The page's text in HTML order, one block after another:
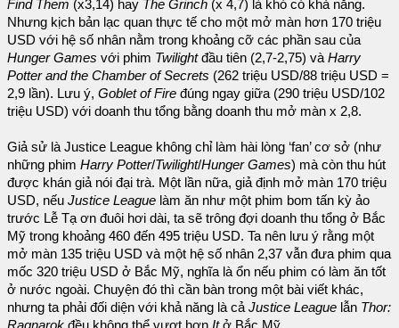
Find Them (x3,14) hay The Grinch (x 4,7) là khó có khả năng.
Nhưng kịch bản lạc quan thực tế cho một mở màn hơn 170 triệu
USD với hệ số nhân nằm trong khoảng cỡ các phần sau của
Hunger Games với phim Twilightđầu tiên (2,7-2,75) và Harry
Potter and the Chamber of Secrets (262 triệu USD/88 triệu USD =
2,9 lần). Lưu ý, Goblet of Fire đúng ngay giữa (290 triệu USD/102
triệu USD) với doanh thu tổng bằng doanh thu mở màn x 2,8.
Giả sử là Justice League không chỉ làm hài lòng ‘fan’ cơ sở (như
những phim Harry Potter/Twilight/Hunger Games) mà còn thu hút
được khán giả nói đại trà. Một lần nữa, giả định mở màn 170 triệu
USD, nếu Justice League làm ăn như một phim bom tấn kỳ ảo
trước Lễ Tạ ơn đuôi hơi dài, ta sẽ trông đợi doanh thu tổng ở Bắc
Mỹ trong khoảng 460 đến 495 triệu USD. Ta nên lưu ý rằng một
mở màn 135 triệu USD và một hệ số nhân 2,37 vẫn đưa phim qua
mốc 320 triệu USD ở Bắc Mỹ, nghĩa là ổn nếu phim có làm ăn tốt
ở nước ngoài. Chuyện đó thì cần bàn trong một bài viết khác,
nhưng ta phải đối diện với khả năng là cả Justice League lẫn Thor:
Ragnarok đều không thể vượt hơn Itở Bắc Mỹ.